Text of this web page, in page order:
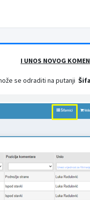
I UNOS NOVOG
se odraditi na putanji